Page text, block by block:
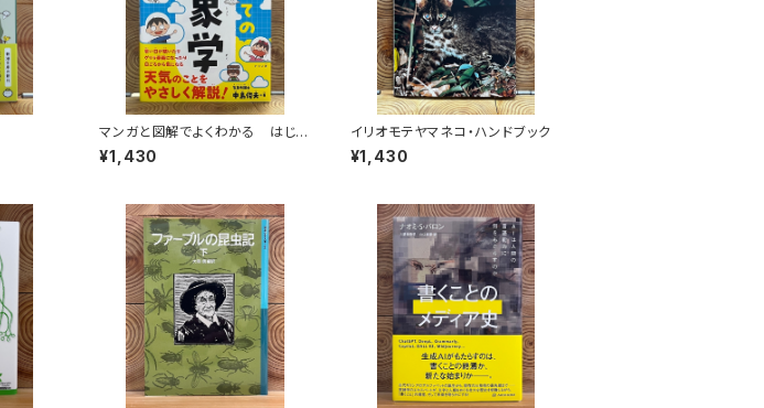
マンガと図解でよくわかる はじめ
ての気象学
¥1,430
イリオモテヤマネコ・ハンドブック
¥1,430